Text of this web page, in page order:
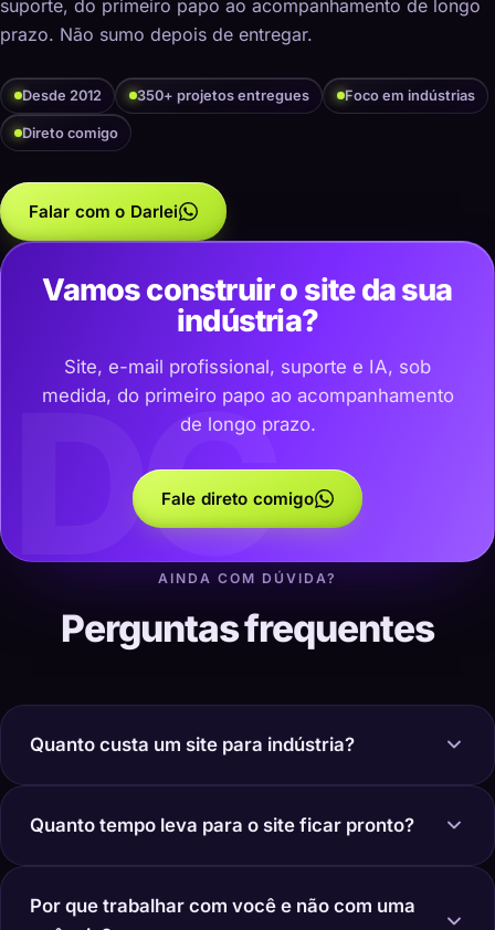
suporte, do primeiro papo ao acompanhamento de longo
prazo. Não sumo depois de entregar.
Desde 2012 350+ projetos entregues Foco em indústrias
Direto comigo
Falar com o Darlei
DC
Vamos construir o site da sua
indústria?
Site, e-mail profissional, suporte e IA, sob
medida, do primeiro papo ao acompanhamento
de longo prazo.
Fale direto comigo
AINDA COM DÚVIDA?
Perguntas frequentes
Quanto custa um site para indústria?
Quanto tempo leva para o site ficar pronto?
Por que trabalhar com você e não com uma